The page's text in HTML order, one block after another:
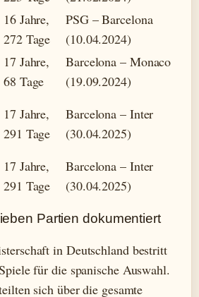
16 Jahre,
272 Tage
PSG – Barcelona
(10.04.2024)
17 Jahre,
68 Tage
Barcelona – Monaco
(19.09.2024)
17 Jahre,
291 Tage
Barcelona – Inter
(30.04.2025)
17 Jahre,
291 Tage
Barcelona – Inter
(30.04.2025)
Partien dokumentiert
in Deutschland bestritt
für die spanische Auswahl.
sich über die gesamte